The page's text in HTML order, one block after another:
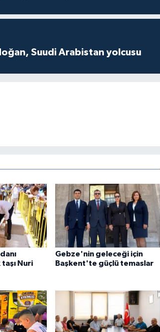
Suudi Arabistan yolcusu
Nuri
Gebze'nin geleceği için
Başkent'te güçlü temaslar